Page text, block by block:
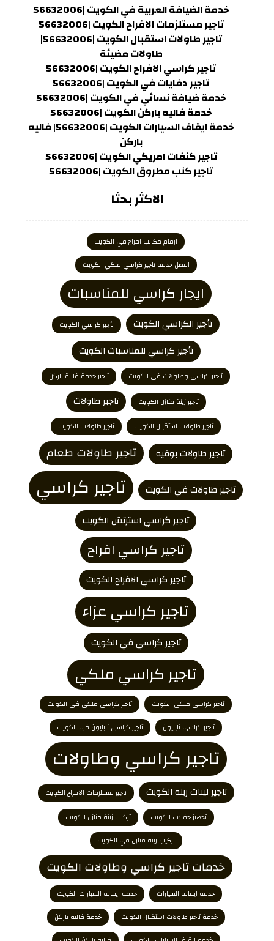
خدمة الضيافة العربية في الكويت |56632006
تاجير مستلزمات الافراح الكويت |56632006
تاجير طاولات استقبال الكويت |56632006|
طاولات مضيئة
تاجير كراسي الافراح الكويت |56632006
تاجير دفايات في الكويت |56632006
خدمة ضيافة نسائي في الكويت |56632006
خدمة فاليه باركن الكويت |56632006
خدمة ايقاف السيارات الكويت |56632006| فاليه
باركن
تاجير كنفات امريكي الكويت |56632006
تاجير كنب مطروق الكويت |56632006
الاكثر بحثا
ارقام مكاتب افراح في الكويت
افضل خدمة تاجير كراسي ملكي الكويت
ايجار كراسي للمناسبات
تأجير الكراسي الكويت تأجير كراسي الكويت
تأجير كراسي للمناسبات الكويت
تأجير كراسي وطاولات في الكويت تاجير خدمة فالية باركن
تاجير زينة منازل الكويت تاجير طاولات
تاجير طاولات استقبال الكويت تاجير طاولات الكويت
تاجير طاولات بوفيه تاجير طاولات طعام
تاجير طاولات في الكويت تاجير كراسي
تاجير كراسي استرتش الكويت
تاجير كراسي افراح
تاجير كراسي الافراح الكويت
تاجير كراسي عزاء
تاجير كراسي في الكويت
تاجير كراسي ملكي
تاجير كراسي ملكي الكويت
تاجير كراسي ملكي في الكويت
تاجير كراسي نابليون
تاجير كراسي نابليون في الكويت
تاجير كراسي وطاولات
تاجير ليتات زينه الكويت
تاجير مستلزمات الافراح الكويت
تجهيز حفلات الكويت
تركيب زينة منازل الكويت
تركيب زينة منازل في الكويت
خدمات تاجير كراسي وطاولات الكويت
خدمة ايقاف السيارات
خدمة ايقاف السيارات الكويت
خدمة تاجير طاولات استقبال الكويت
خدمة فاليه باركن